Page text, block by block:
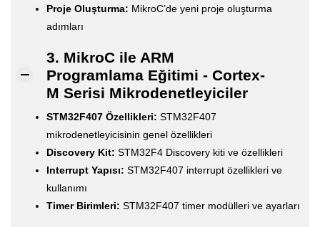
Proje Oluşturma: MikroC’de yeni proje oluşturma
adımları
3. MikroC ile ARM
Programlama Eğitimi - Cortex-
M Serisi Mikrodenetleyiciler
STM32F407 Özellikleri: STM32F407
mikrodenetleyicisinin genel özellikleri
Discovery Kit: STM32F4 Discovery kiti ve özellikleri
Interrupt Yapısı: STM32F407 interrupt özellikleri ve
kullanımı
Timer Birimleri: STM32F407 timer modülleri ve ayarları